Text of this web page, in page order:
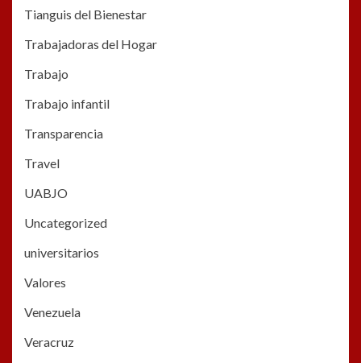
Tianguis del Bienestar
Trabajadoras del Hogar
Trabajo
Trabajo infantil
Transparencia
Travel
UABJO
Uncategorized
universitarios
Valores
Venezuela
Veracruz